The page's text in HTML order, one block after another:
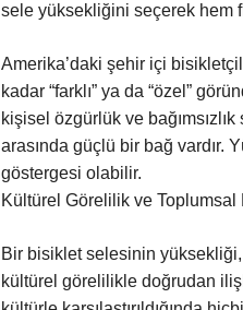
sele yüksekliğini seçerek hem
Amerika’daki şehir içi
kadar “farklı” ya da “özel”
kişisel özgürlük ve
arasında güçlü bir bağ vardır.
göstergesi olabilir.
Kültürel Görelilik ve Toplumsal
Bir bisiklet selesinin
kültürel görelilikle doğrudan